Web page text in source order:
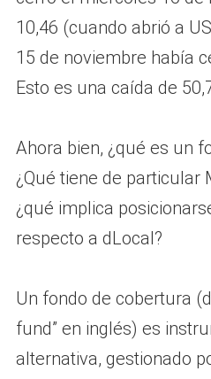
10,46 (cuando abrió a
15 de noviembre había
Esto es una caída de
Ahora bien, ¿qué es un
¿Qué tiene de particular
¿qué implica
respecto a dLocal?
Un fondo de cobertura
fund” en inglés) es
alternativa, gestionado